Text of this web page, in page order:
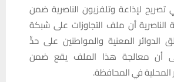
لإذاعة وتلفزيون الناصرية ضمن
الناصرية أن ملف التجاوزات على شبكة
الدوائر المعنية والمواطنين على حدٍّ
أن معالجة هذا الملف يقع ضمن
المحلية في المحافظة.